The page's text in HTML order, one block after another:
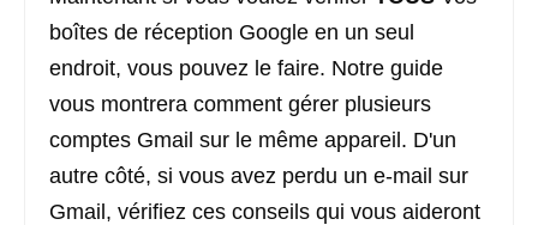
boîtes de réception Google en un seul
endroit, vous pouvez le faire. Notre guide
vous montrera comment gérer plusieurs
comptes Gmail sur le même appareil. D'un
autre côté, si vous avez perdu un e-mail sur
Gmail, vérifiez ces conseils qui vous aideront